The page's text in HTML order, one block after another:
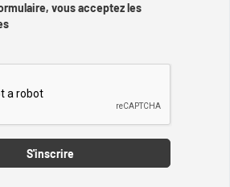
vous acceptez les
S'inscrire